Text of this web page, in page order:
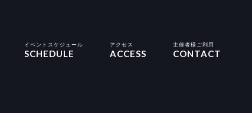
イベントスケジュール
SCHEDULE
アクセス
ACCESS
主催者様ご利用
CONTACT